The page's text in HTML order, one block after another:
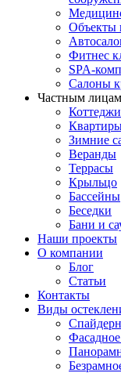
Объекты
Фитнес
SPA-
Салоны
Частным лицам
Зимние
Веранды
Террасы
Крыльцо
Бассейны
Беседки
Бани и
Наши проекты
О компании
Блог
Статьи
Контакты
Виды